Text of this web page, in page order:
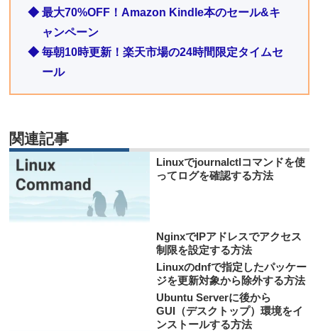
◆ 最大70%OFF！Amazon Kindle本のセール&キ
ャンペーン
◆ 毎朝10時更新！楽天市場の24時間限定タイムセ
ール
関連記事
Linuxでjournalctlコマンドを使
ってログを確認する方法
NginxでIPアドレスでアクセス
制限を設定する方法
Linuxのdnfで指定したパッケー
ジを更新対象から除外する方法
Ubuntu Serverに後から
GUI（デスクトップ）環境をイ
ンストールする方法